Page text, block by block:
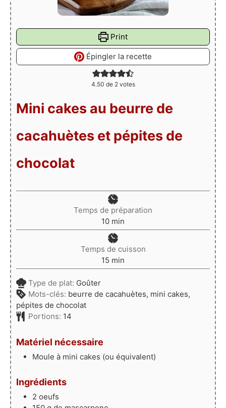
Print
Épingler la recette
4.50 de 2votes
Mini cakes au beurre de
cacahuètes et pépites de
chocolat
Temps de préparation
10minutes
min
Temps de cuisson
15 minutes
min
Type de plat: Goûter
Mots-clés: beurre de cacahuètes, mini cakes,
pépites de chocolat
Portions: 14
Matériel nécessaire
Moule à mini cakes (ou équivalent)
Ingrédients
2 oeufs